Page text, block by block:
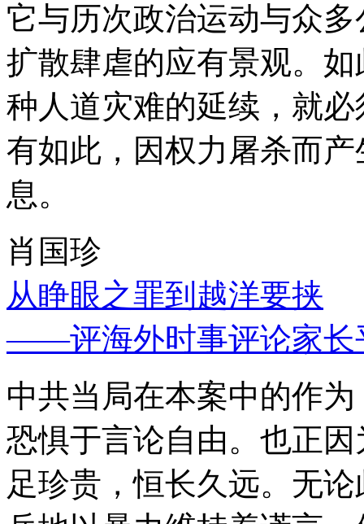
它与历次政治运动与众
扩散肆虐的应有景观。
种人道灾难的延续，就
有如此，因权力屠杀而
息。
肖国珍
从睁眼之罪到越洋要挟
——评海外时事评论家长
中共当局在本案中的作
恐惧于言论自由。也正
足珍贵，恒长久远。无